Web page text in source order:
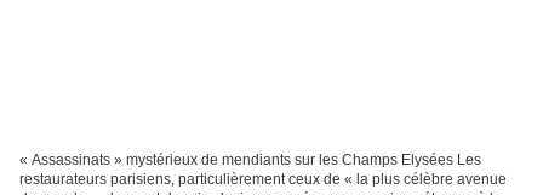
« Assassinats » mystérieux de mendiants sur les Champs Elysées Les
restaurateurs parisiens, particulièrement ceux de « la plus célèbre avenue